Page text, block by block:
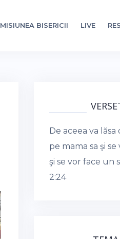
MISIUNEA BISERICII LIVE
De aceea va
pe mama sa şi
şi se vor face un
2:24